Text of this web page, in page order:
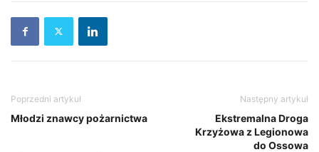
Poprzedni artykuł
Młodzi znawcy pożarnictwa
Następny artykuł
Ekstremalna Droga
Krzyżowa z Legionowa
do Ossowa